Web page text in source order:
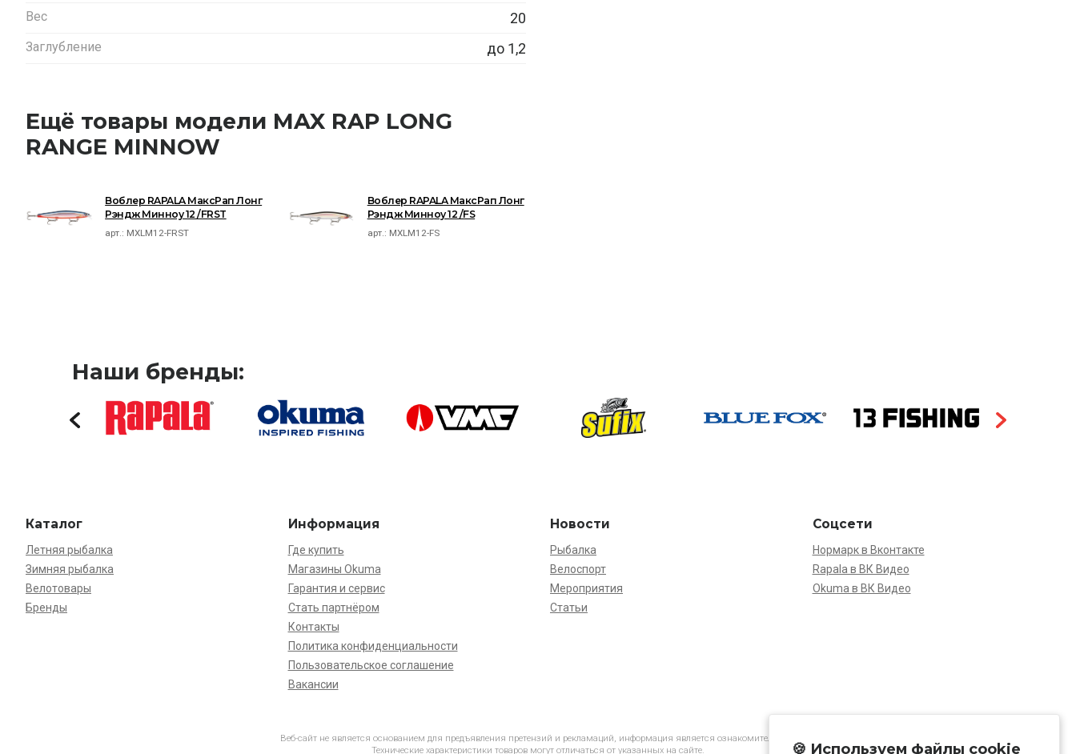
Вес 20
Заглубление до 1,2
Ещё товары модели MAX RAP LONG
RANGE MINNOW
Воблер RAPALA МаксРап Лонг
Рэндж Минноу 12 /FRST
арт.: MXLM12-FRST
Воблер RAPALA МаксРап Лонг
Рэндж Минноу 12 /FS
арт.: MXLM12-FS
Наши бренды:
Каталог
Летняя рыбалка
Зимняя рыбалка
Велотовары
Бренды
Информация
Где купить
Магазины Okuma
Гарантия и сервис
Стать партнёром
Контакты
Политика конфиденциальности
Пользовательское соглашение
Вакансии
Новости
Рыбалка
Велоспорт
Мероприятия
Статьи
Соцсети
Нормарк в Вконтакте
Rapala в ВК Видео
Okuma в ВК Видео
Веб-сайт не является основанием для предъявления претензий и рекламаций, информация является ознакомительной.
Технические характеристики товаров могут отличаться от указанных на сайте.
🍪 Используем файлы cookie